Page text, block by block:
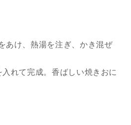
あけ、熱湯を注ぎ、かき混ぜ
入れて完成。香ばしい焼きおに